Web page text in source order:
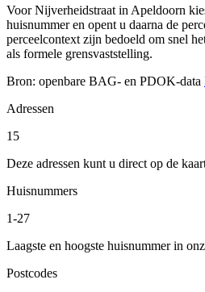
Voor Nijverheidstraat in Apeldoorn
huisnummer en opent u daarna de
perceelcontext zijn bedoeld om snel
als formele grensvaststelling.
Bron: openbare BAG- en PDOK-data
Adressen
15
Deze adressen kunt u direct op de
Huisnummers
1-27
Laagste en hoogste huisnummer in
Postcodes